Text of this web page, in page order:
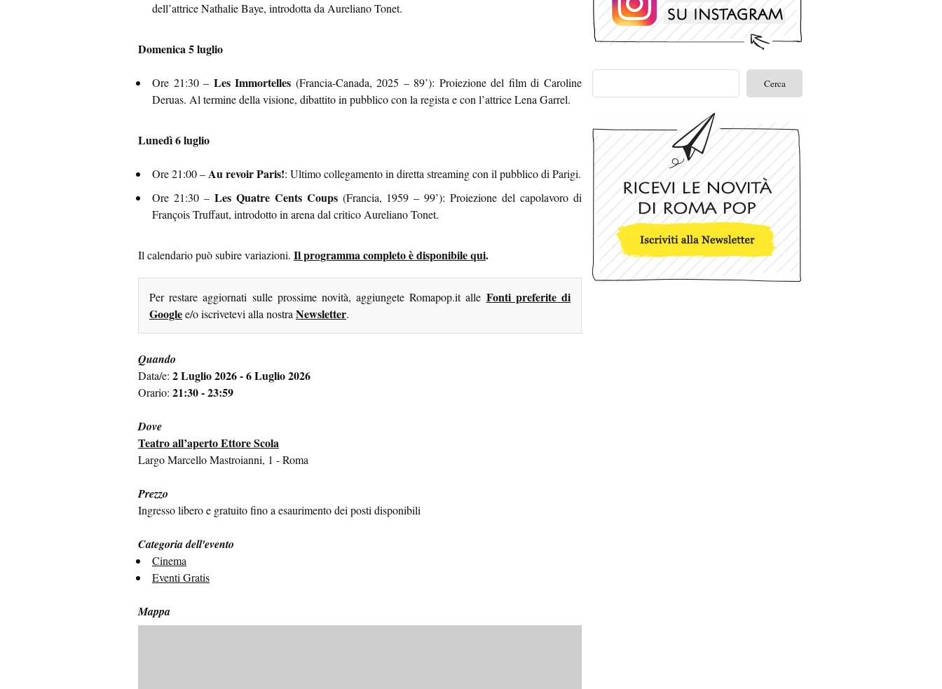
dell’attrice Nathalie Baye, introdotta da Aureliano Tonet.
Domenica 5 luglio
Ore 21:30 – Les Immortelles (Francia-Canada, 2025 – 89’): Proiezione del film di Caroline
Deruas. Al termine della visione, dibattito in pubblico con la regista e con l’attrice Lena Garrel.
Lunedì 6 luglio
Ore 21:00 –Au revoir Paris!: Ultimo collegamento in diretta streaming con il pubblico di Parigi.
Ore 21:30 – Les Quatre Cents Coups(Francia, 1959 – 99’): Proiezione del capolavoro di
François Truffaut, introdotto in arena dal critico Aureliano Tonet.
Il calendario può subire variazioni. Il programma completo è disponibile qui.
Per restare aggiornati sulle prossime novità, aggiungete Romapop.it alle Fonti preferite di
Googlee/o iscrivetevi alla nostraNewsletter.
Quando
Data/e: 2 Luglio 2026 - 6 Luglio 2026
Orario: 21:30 - 23:59
Dove
Teatro all’aperto Ettore Scola
Largo Marcello Mastroianni, 1 - Roma
Prezzo
Ingresso libero e gratuito fino a esaurimento dei posti disponibili
Categoria dell'evento
Cinema
Eventi Gratis
Mappa